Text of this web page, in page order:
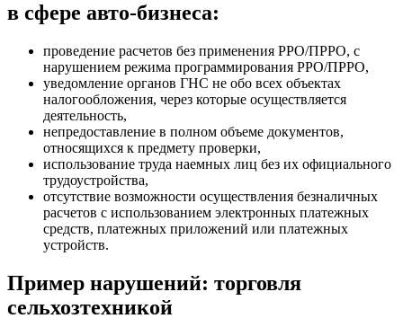
в сфере авто-бизнеса:
проведение расчетов без применения РРО/ПРРО, с
нарушением режима программирования РРО/ПРРО,
уведомление органов ГНС не обо всех объектах
налогообложения, через которые осуществляется
деятельность,
непредоставление в полном объеме документов,
относящихся к предмету проверки,
использование труда наемных лиц без их официального
трудоустройства,
отсутствие возможности осуществления безналичных
расчетов с использованием электронных платежных
средств, платежных приложений или платежных
устройств.
Пример нарушений: торговля
сельхозтехникой